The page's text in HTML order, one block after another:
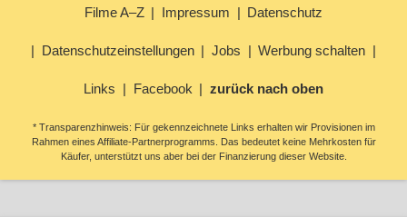
Filme A–Z Impressum Datenschutz
Datenschutzeinstellungen Jobs Werbung schalten
Links Facebook zurück nach oben
* Transparenzhinweis: Für gekennzeichnete Links erhalten wir Provisionen im
Rahmen eines Affiliate-Partnerprogramms. Das bedeutet keine Mehrkosten für
Käufer, unterstützt uns aber bei der Finanzierung dieser Website.